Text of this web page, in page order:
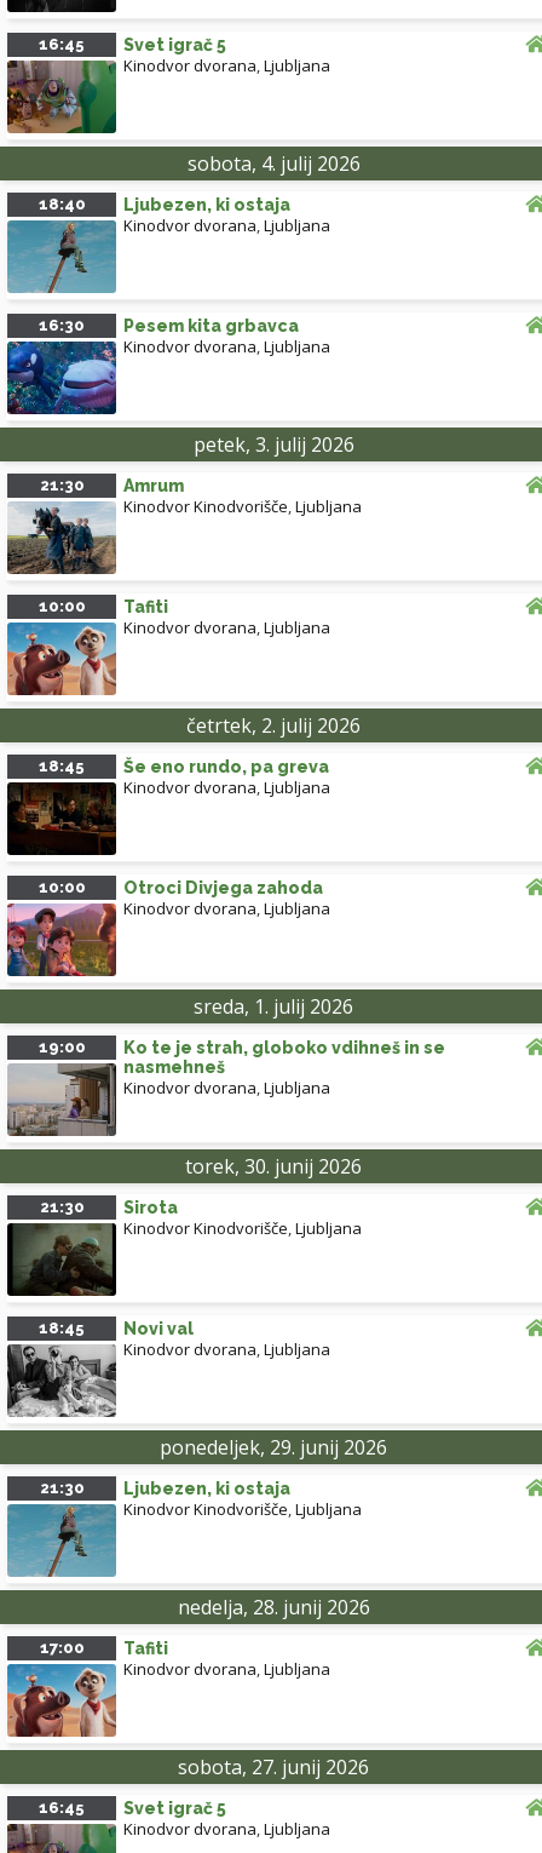
16:45 Svet igrač 5
Kinodvor dvorana,Ljubljana
sobota, 4. julij 2026
18:40 Ljubezen, ki ostaja
Kinodvor dvorana,Ljubljana
16:30 Pesem kita grbavca
Kinodvor dvorana,Ljubljana
petek, 3. julij 2026
21:30 Amrum
Kinodvor Kinodvorišče,Ljubljana
10:00 Tafiti
Kinodvor dvorana,Ljubljana
četrtek, 2. julij 2026
18:45 Še eno rundo, pa greva
Kinodvor dvorana,Ljubljana
10:00 Otroci Divjega zahoda
Kinodvor dvorana,Ljubljana
sreda, 1. julij 2026
19:00
Ko te je strah, globoko vdihneš in se
nasmehneš
Kinodvor dvorana,Ljubljana
torek, 30. junij 2026
21:30 Sirota
Kinodvor Kinodvorišče,Ljubljana
18:45 Novi val
Kinodvor dvorana,Ljubljana
ponedeljek, 29. junij 2026
21:30 Ljubezen, ki ostaja
Kinodvor Kinodvorišče,Ljubljana
nedelja, 28. junij 2026
17:00 Tafiti
Kinodvor dvorana,Ljubljana
sobota, 27. junij 2026
16:45 Svet igrač 5
Kinodvor dvorana,Ljubljana